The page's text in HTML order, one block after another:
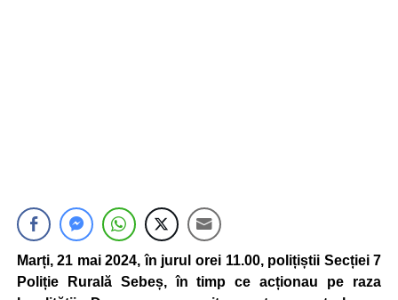
Marți, 21 mai 2024, în jurul orei 11.00, polițiștii Secției 7
Poliție Rurală Sebeș, în timp ce acționau pe raza